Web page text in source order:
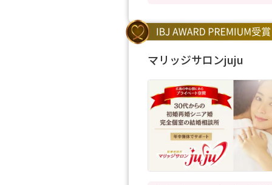
マリッジサロンjuju